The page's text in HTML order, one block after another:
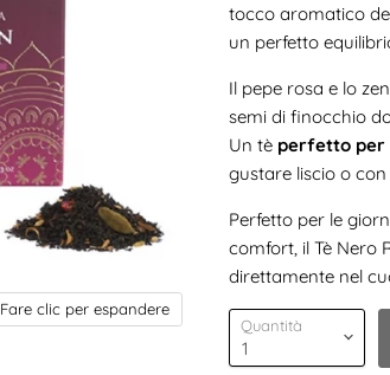
Fare clic per espandere
tocco aromatico
un perfetto
Il pepe rosa e lo
semi di finocchio
Un tè perfetto per
gustare liscio o
Perfetto per le
comfort, il Tè Nero
direttamente nel
Quantità